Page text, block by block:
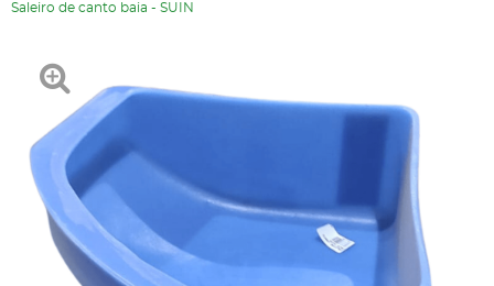
Saleiro de canto baia - SUIN